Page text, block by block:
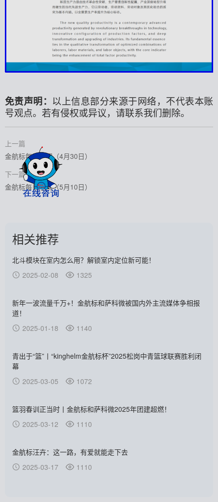
免责声明： 以上信息部分来源于网络，不代表本账
号观点。若有侵权或异议，请联系我们删除。
上一篇
金航标每日芯闻（4月30日）
下一篇
金航标每日芯闻（5月10日）
相关推荐
北斗模块在室内怎么用？解锁室内定位新可能！
2025-02-08
1325
新年一波流量千万+！金航标和萨科微被国内外主流媒体争相报
道！
2025-01-18
1140
青出于“篮”丨“kinghelm金航标杯”2025松岗中青篮球联赛胜利闭
幕
2025-03-05
1072
篮羽春训正当时丨金航标和萨科微2025年团建超燃！
2025-03-12
1110
金航标汪卉：这一路，有爱就能走下去
2025-03-17
1110